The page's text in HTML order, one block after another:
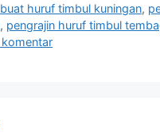
huruf timbul kuningan,
, pengrajin huruf timbul